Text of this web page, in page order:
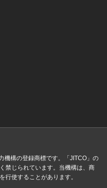
機構の登録商標です。「JITCO」の
禁じられています。当機構は、商
行使することがあります。